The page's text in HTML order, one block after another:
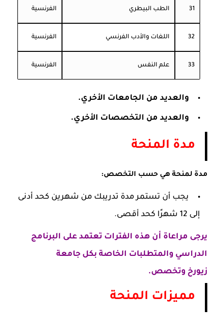
31 الطب البيطري الفرنسية
32 اللغات والأدب الفرنسي الفرنسية
33 علم النفس الفرنسية
والعديد من الجامعات الأخري.
والعديد من التخصصات الأخري.
مدة المنحة
مدة لمنحة هي حسب التخصص:
يجب أن تستمر مدة تدريبك من شهرين كحد أدنى
إلى 12 شهرًا كحد أقصى.
يرجى مراعاة أن هذه الفترات تعتمد على البرنامج
الدراسي والمتطلبات الخاصة بكل جامعة
زيورخ وتخصص.
مميزات المنحة